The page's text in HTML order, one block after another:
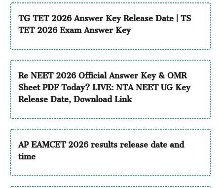
TG TET 2026 Answer Key Release Date | TS
TET 2026 Exam Answer Key
Re NEET 2026 Official Answer Key & OMR
Sheet PDF Today? LIVE: NTA NEET UG Key
Release Date, Download Link
AP EAMCET 2026 results release date and
time